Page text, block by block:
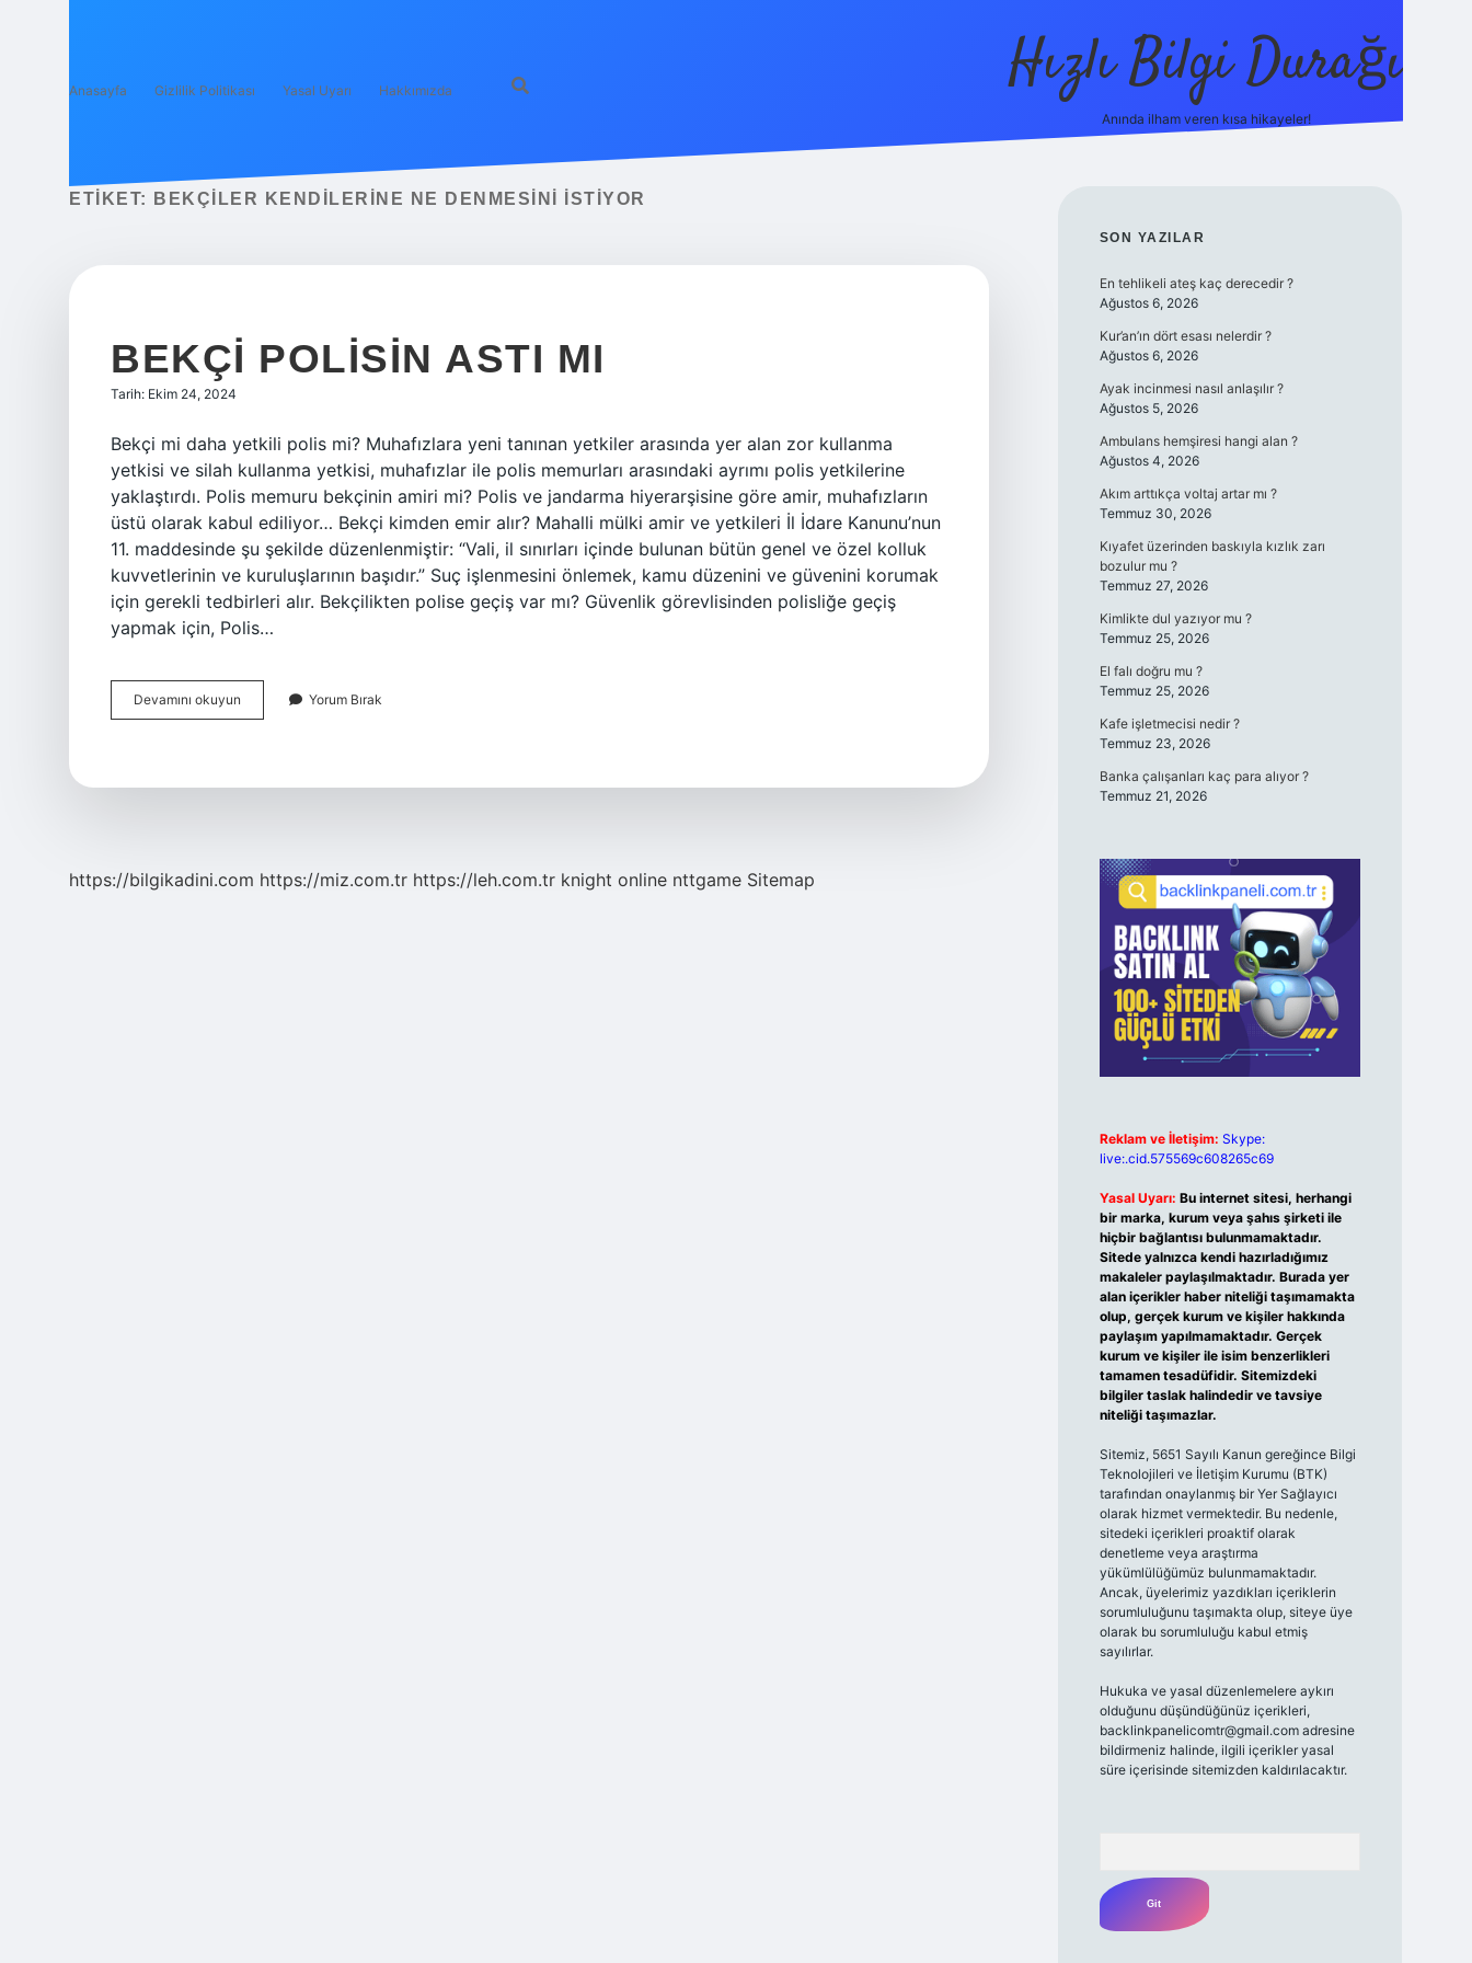
Anasayfa Gizlilik Politikası Yasal Uyarı Hakkımızda Hızlı Bilgi Durağı
Anında ilham veren kısa hikayeler!
ETIKET: BEKÇILER KENDILERINE NE DENMESINI ISTIYOR
BEKÇI POLISIN ASTI MI
Tarih: Ekim 24, 2024
Bekçi mi daha yetkili polis mi? Muhafızlara yeni tanınan yetkiler arasında yer alan zor kullanma
yetkisi ve silah kullanma yetkisi, muhafızlar ile polis memurları arasındaki ayrımı polis yetkilerine
yaklaştırdı. Polis memuru bekçinin amiri mi? Polis ve jandarma hiyerarşisine göre amir, muhafızların
üstü olarak kabul ediliyor… Bekçi kimden emir alır? Mahalli mülki amir ve yetkileri İl İdare Kanunu’nun
11. maddesinde şu şekilde düzenlenmiştir: “Vali, il sınırları içinde bulunan bütün genel ve özel kolluk
kuvvetlerinin ve kuruluşlarının başıdır.” Suç işlenmesini önlemek, kamu düzenini ve güvenini korumak
için gerekli tedbirleri alır. Bekçilikten polise geçiş var mı? Güvenlik görevlisinden polisliğe geçiş
yapmak için, Polis…
Devamını okuyun
Polisin
Yorum Bırak
https://bilgikadini.com https://miz.com.tr https://leh.com.tr knight online nttgame Sitemap
SIDEBAR
SON YAZILAR
En tehlikeli ateş kaç derecedir ?
Ağustos 6, 2026
Kur’an’ın dört esası nelerdir ?
Ağustos 6, 2026
Ayak incinmesi nasıl anlaşılır ?
Ağustos 5, 2026
Ambulans hemşiresi hangi alan ?
Ağustos 4, 2026
Akım arttıkça voltaj artar mı ?
Temmuz 30, 2026
Kıyafet üzerinden baskıyla kızlık zarı
bozulur mu ?
Temmuz 27, 2026
Kimlikte dul yazıyor mu ?
Temmuz 25, 2026
El falı doğru mu ?
Temmuz 25, 2026
Kafe işletmecisi nedir ?
Temmuz 23, 2026
Banka çalışanları kaç para alıyor ?
Temmuz 21, 2026
Reklam ve İletişim: Skype:
live:.cid.575569c608265c69
Yasal Uyarı: Bu internet sitesi, herhangi
bir marka, kurum veya şahıs şirketi ile
hiçbir bağlantısı bulunmamaktadır.
Sitede yalnızca kendi hazırladığımız
makaleler paylaşılmaktadır. Burada yer
alan içerikler haber niteliği taşımamakta
olup, gerçek kurum ve kişiler hakkında
paylaşım yapılmamaktadır. Gerçek
kurum ve kişiler ile isim benzerlikleri
tamamen tesadüfidir. Sitemizdeki
bilgiler taslak halindedir ve tavsiye
niteliği taşımazlar.
Sitemiz, 5651 Sayılı Kanun gereğince Bilgi
Teknolojileri ve İletişim Kurumu (BTK)
tarafından onaylanmış bir Yer Sağlayıcı
olarak hizmet vermektedir. Bu nedenle,
sitedeki içerikleri proaktif olarak
denetleme veya araştırma
yükümlülüğümüz bulunmamaktadır.
Ancak, üyelerimiz yazdıkları içeriklerin
sorumluluğunu taşımakta olup, siteye üye
olarak bu sorumluluğu kabul etmiş
sayılırlar.
Hukuka ve yasal düzenlemelere aykırı
olduğunu düşündüğünüz içerikleri,
backlinkpanelicomtr@gmail.comadresine
bildirmeniz halinde, ilgili içerikler yasal
süre içerisinde sitemizden kaldırılacaktır.